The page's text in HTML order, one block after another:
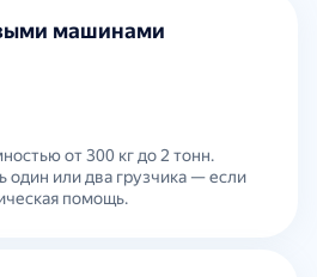
машинами
от 300 кг до 2 тонн.
один или два грузчика — если
помощь.